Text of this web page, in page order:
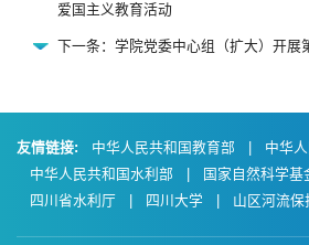
爱国主义教育活动
下一条：学院党委中心组（扩大）开展
友情链接: 中华人民共和国教育部 中华
中华人民共和国水利部
国家自然科学基
四川省水利厅
四川大学 山区河流保